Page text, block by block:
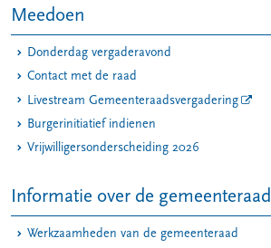
Meedoen
Donderdag vergaderavond
Contact met de raad
Livestream Gemeenteraadsvergadering
Burgerinitiatief indienen
Vrijwilligersonderscheiding 2026
Informatie over de gemeenteraad
Werkzaamheden van de gemeenteraad